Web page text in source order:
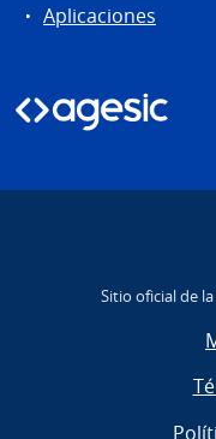
Aplicaciones
Sitio oficial de